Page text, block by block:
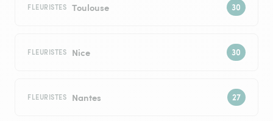
FLEURISTES Toulouse
FLEURISTES Nice
FLEURISTES Nantes